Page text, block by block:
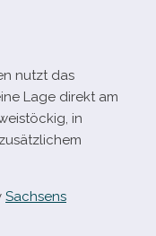
nutzt das
Lage direkt am
in
Sachsens